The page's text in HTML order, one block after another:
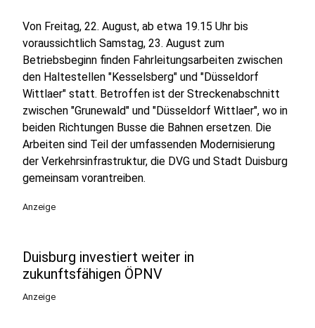
Von Freitag, 22. August, ab etwa 19.15 Uhr bis
voraussichtlich Samstag, 23. August zum
Betriebsbeginn finden Fahrleitungsarbeiten zwischen
den Haltestellen "Kesselsberg" und "Düsseldorf
Wittlaer" statt. Betroffen ist der Streckenabschnitt
zwischen "Grunewald" und "Düsseldorf Wittlaer", wo in
beiden Richtungen Busse die Bahnen ersetzen. Die
Arbeiten sind Teil der umfassenden Modernisierung
der Verkehrsinfrastruktur, die DVG und Stadt Duisburg
gemeinsam vorantreiben.
Anzeige
Duisburg investiert weiter in
zukunftsfähigen ÖPNV
Anzeige